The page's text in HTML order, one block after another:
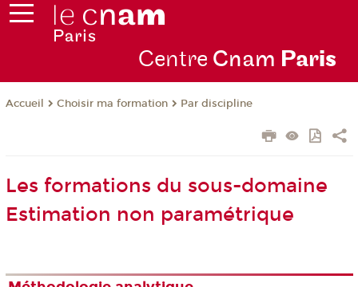
Centre Cnam Paris
Accueil Choisir ma formation Par discipline
Les formations du sous-domaine
Estimation non paramétrique